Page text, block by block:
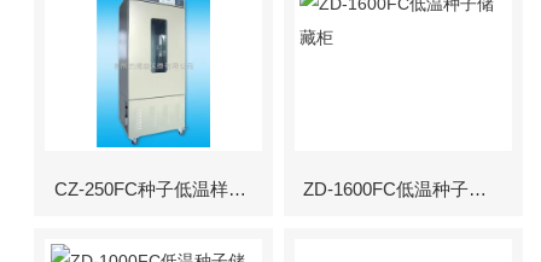
CZ-250FC种子低温样品柜 ZD-1600FC低温种子储藏柜